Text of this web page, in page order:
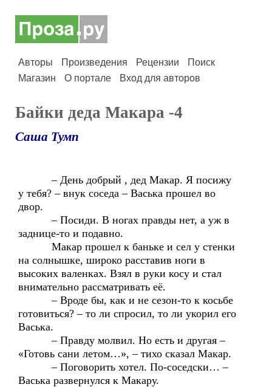
Авторы Произведения Рецензии
Поиск
Магазин
О портале Вход для авторов
Байки деда Макара -4
Саша Тумп
– День добрый , дед Макар. Я посижу
у тебя? – внук соседа – Васька прошел во
двор.
– Посиди. В ногах правды нет, а уж в
заднице-то и подавно.
Макар прошел к баньке и сел у стенки
на солнышке, широко расставив ноги в
высоких валенках. Взял в руки косу и стал
внимательно рассматривать её.
– Вроде бы, как и не сезон-то к косьбе
готовиться? – то ли спросил, то ли укорил его
Васька.
– Правду молвил. Но есть и другая –
«Готовь сани летом…», – тихо сказал Макар.
– Поговорить хотел. По-соседски… –
Васька развернулся к Макару.